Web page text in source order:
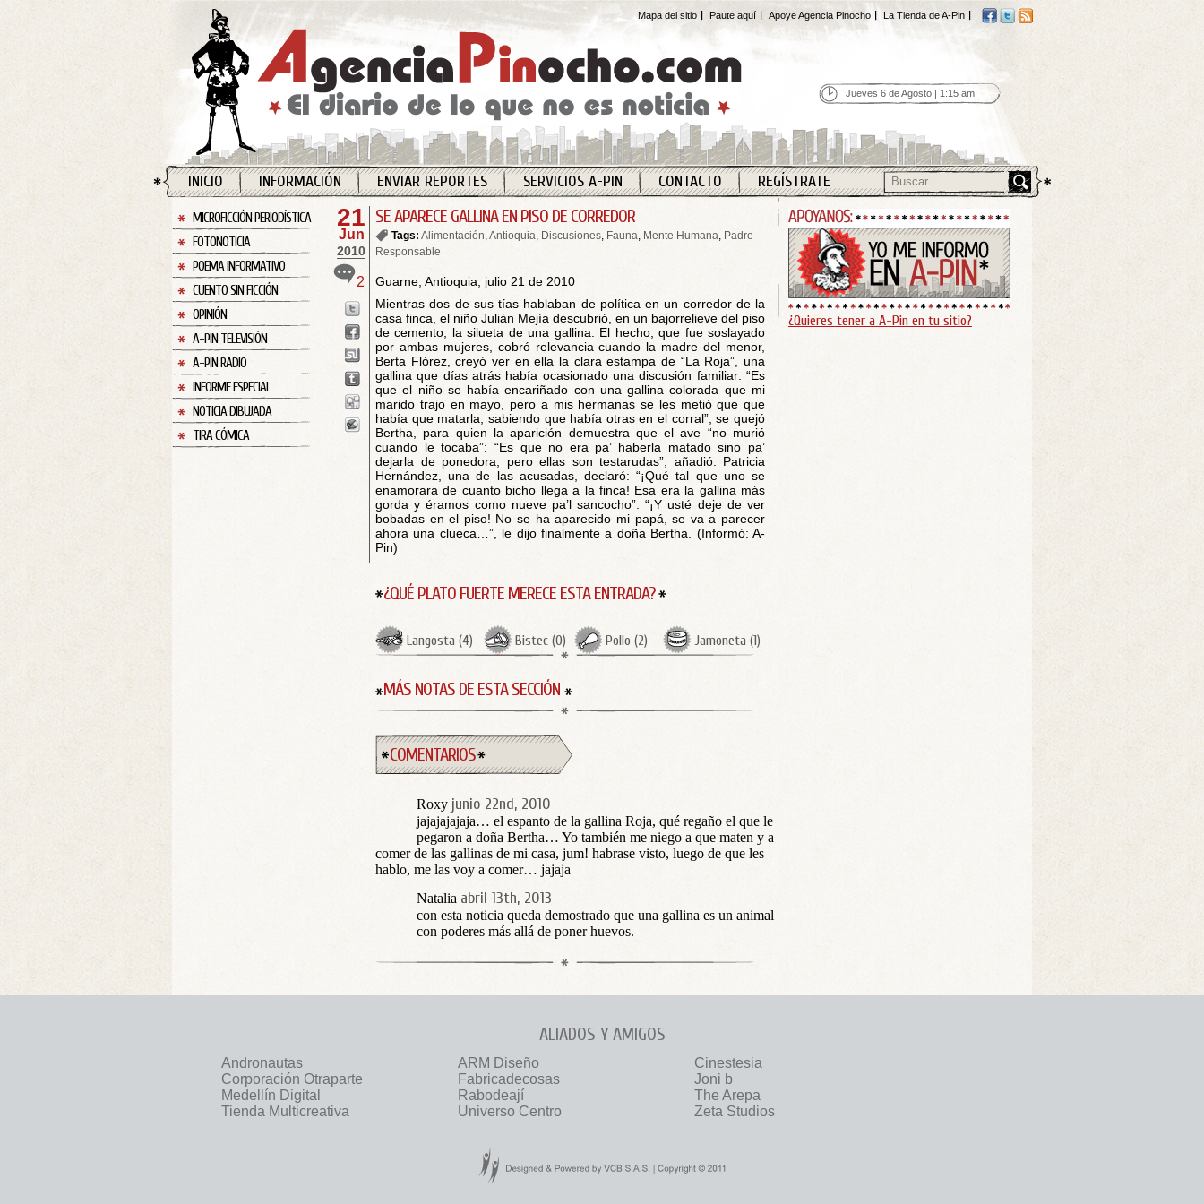
Mapa del sitio Paute aquí Apoye Agencia Pinocho La Tienda de A-Pin
Jueves 6 de Agosto | 1:15 am
INICIO INFORMACIÓN ENVIAR REPORTES SERVICIOS A-PIN CONTACTO REGÍSTRATE
MICROFICCIÓN PERIODÍSTICA
FOTONOTICIA
POEMA INFORMATIVO
CUENTO SIN FICCIÓN
OPINIÓN
A-PIN TELEVISIÓN
A-PIN RADIO
INFORME ESPECIAL
NOTICIA DIBUJADA
TIRA CÓMICA
21
Jun
2010
2
SE APARECE GALLINA EN PISO DE CORREDOR
Tags: Alimentación,Antioquia, Discusiones, Fauna, Mente Humana, Padre
Responsable
Guarne, Antioquia, julio 21 de 2010
Mientras dos de sus tías hablaban de política en un corredor de la
casa finca, el niño Julián Mejía descubrió, en un bajorrelieve del piso
de cemento, la silueta de una gallina. El hecho, que fue soslayado
por ambas mujeres, cobró relevancia cuando la madre del menor,
Berta Flórez, creyó ver en ella la clara estampa de “La Roja”, una
gallina que días atrás había ocasionado una discusión familiar: “Es
que el niño se había encariñado con una gallina colorada que mi
marido trajo en mayo, pero a mis hermanas se les metió que que
había que matarla, sabiendo que había otras en el corral”, se quejó
Bertha, para quien la aparición demuestra que el ave “no murió
cuando le tocaba”: “Es que no era pa’ haberla matado sino pa’
dejarla de ponedora, pero ellas son testarudas”, añadió. Patricia
Hernández, una de las acusadas, declaró: “¡Qué tal que uno se
enamorara de cuanto bicho llega a la finca! Esa era la gallina más
gorda y éramos como nueve pa’l sancocho”. “¡Y usté deje de ver
bobadas en el piso! No se ha aparecido mi papá, se va a parecer
ahora una clueca…”, le dijo finalmente a doña Bertha. (Informó: A-
Pin)
¿QUÉ PLATO FUERTE MERECE ESTA ENTRADA?
Langosta (4) Bistec (0) Pollo (2) Jamoneta (1)
MÁS NOTAS DE ESTA SECCIÓN
COMENTARIOS
Roxy junio 22nd, 2010
jajajajajaja… el espanto de la gallina Roja, qué regaño el que le
pegaron a doña Bertha… Yo también me niego a que maten y a
comer de las gallinas de mi casa, jum! habrase visto, luego de que les
hablo, me las voy a comer… jajaja
Natalia abril 13th, 2013
con esta noticia queda demostrado que una gallina es un animal
con poderes más allá de poner huevos.
¿Quieres tener a A-Pin en tu sitio?
ALIADOS Y AMIGOS
Andronautas ARM Diseño
Cinestesia
Corporación Otraparte
Fabricadecosas
Joni b
Medellín Digital
Rabodeají
The Arepa
Tienda Multicreativa
Universo Centro Zeta Studios